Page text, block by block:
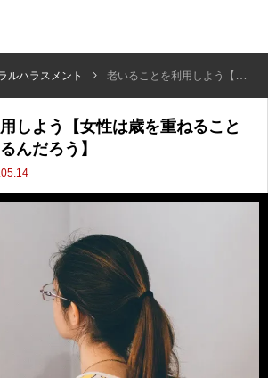
ルハラスメント 老いることを利用しよう【女性は歳を重ねることに何故罪を感じるんだろう】
しよう【女性は歳を重ねること
んだろう】